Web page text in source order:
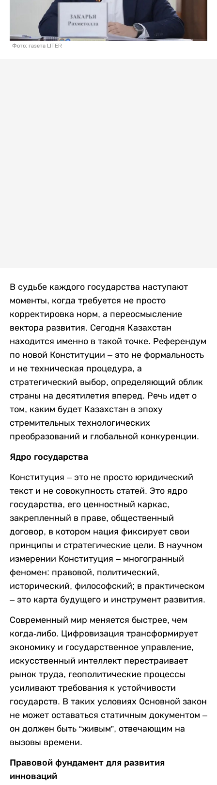
Фото: газета LITER
В судьбе каждого государства наступают
моменты, когда требуется не просто
корректировка норм, а переосмысление
вектора развития. Сегодня Казахстан
находится именно в такой точке. Референдум
по новой Конституции – это не формальность
и не техническая процедура, а
стратегический выбор, определяющий облик
страны на десятилетия вперед. Речь идет о
том, каким будет Казахстан в эпоху
стремительных технологических
преобразований и глобальной конкуренции.
Ядро государства
Конституция – это не просто юридический
текст и не совокупность статей. Это ядро
государства, его ценностный каркас,
закрепленный в праве, общественный
договор, в котором нация фиксирует свои
принципы и стратегические цели. В научном
измерении Конституция – многогранный
феномен: правовой, политический,
исторический, философский; в практическом
– это карта будущего и инструмент развития.
Современный мир меняется быстрее, чем
когда-либо. Цифровизация трансформирует
экономику и государственное управление,
искусственный интеллект перестраивает
рынок труда, геополитические процессы
усиливают требования к устойчивости
государств. В таких условиях Основной закон
не может оставаться статичным документом –
он должен быть “живым”, отвечающим на
вызовы времени.
Правовой фундамент для развития
инноваций